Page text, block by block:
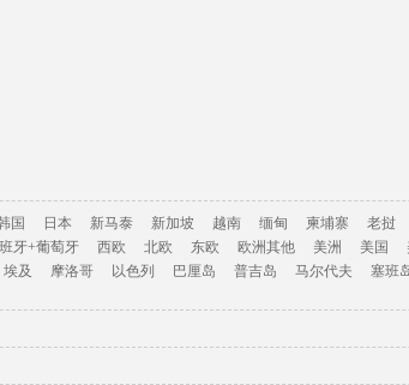
国 日本 新马泰 新加坡 越南 缅甸 柬埔寨 老挝
牙+葡萄牙 西欧 北欧 东欧 欧洲其他 美洲 美国
埃及 摩洛哥 以色列 巴厘岛 普吉岛 马尔代夫 塞班